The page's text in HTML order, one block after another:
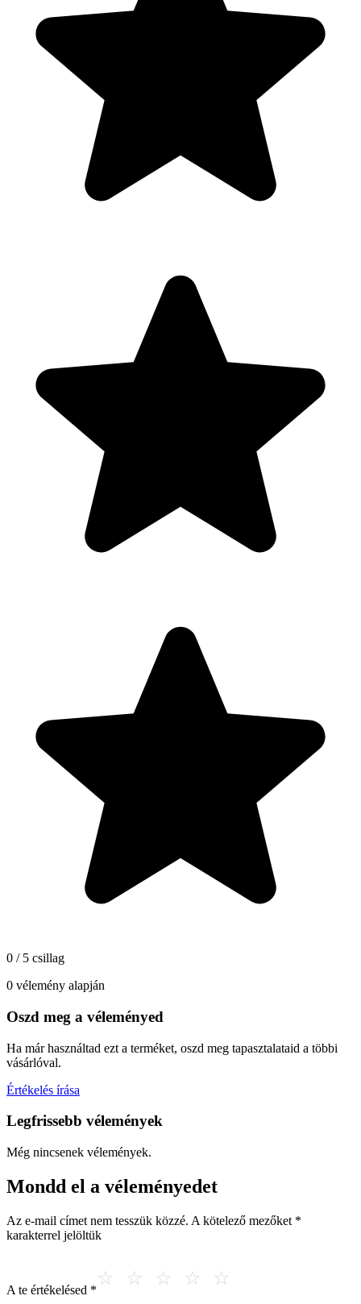
0 / 5 csillag
0 vélemény alapján
Oszd meg a véleményed
Ha már használtad ezt a terméket, oszd meg tapasztalataid a többi
vásárlóval.
Értékelés írása
Legfrissebb vélemények
Még nincsenek vélemények.
Mondd el a véleményedet
Az e-mail címet nem tesszük közzé. A kötelező mezőket *
karakterrel jelöltük
A te értékelésed *